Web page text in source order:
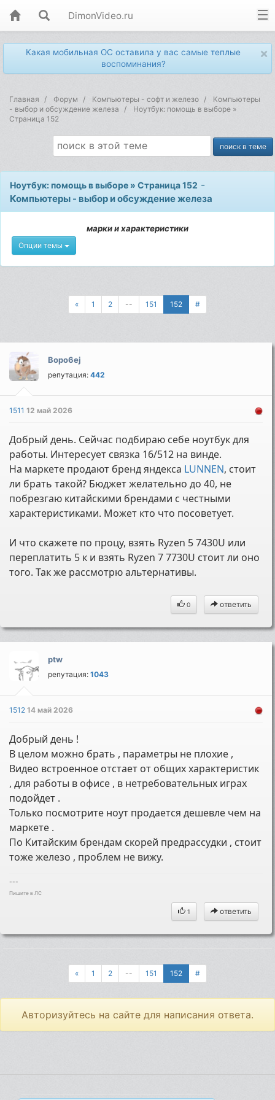
DimonVideo.ru
×
Какая мобильная ОС оставила у вас самые теплые
воспоминания?
Главная Форум Компьютеры - софт и железо
Компьютеры
- выбор и обсуждение железа
Ноутбук: помощь в выборе »
Страница 152
Ноутбук: помощь в выборе » Страница 152 -
Компьютеры - выбор и обсуждение железа
марки и характеристики
Опции темы
« 1 2 -- 151 152 #
Bopo6ej
репутация:442
151112 май 2026
Добрый день. Сейчас подбираю себе ноутбук для
работы. Интересует связка 16/512 на винде.
На маркете продают бренд яндекса LUNNEN, стоит
ли брать такой? Бюджет желательно до 40, не
побрезгаю китайскими брендами с честными
характеристиками. Может кто что посоветует.
И что скажете по процу, взять Ryzen 5 7430U или
переплатить 5 к и взять Ryzen 7 7730U стоит ли оно
того. Так же рассмотрю альтернативы.
0 ответить
ptw
репутация:1043
151214 май 2026
Добрый день !
В целом можно брать , параметры не плохие ,
Видео встроенное отстает от общих характеристик
, для работы в офисе , в нетребовательных играх
подойдет .
Только посмотрите ноут продается дешевле чем на
маркете .
По Китайским брендам скорей предрассудки , стоит
тоже железо , проблем не вижу.
---
Пишите в ЛС
1 ответить
« 1 2 -- 151 152 #
Авторизуйтесь на сайте для написания ответа.